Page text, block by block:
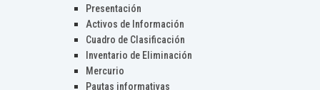
Presentación
Activos de Información
Cuadro de Clasificación
Inventario de Eliminación
Mercurio
Pautas informativas